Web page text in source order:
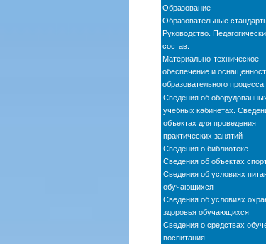
Образование
Образовательные
Руководство.
состав.
Материально-техническое
обеспечение и
образовательного процесса
Сведения об
учебных кабинетах.
объектах для проведения
практических занятий
Сведения о библиотеке
Сведения об объектах
Сведения об условиях
обучающихся
Сведения об условиях
здоровья обучающихся
Сведения о средствах
воспитания